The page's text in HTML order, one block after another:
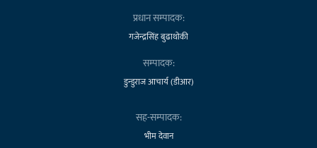
प्रधान सम्पादक:
गजेन्द्रसिंह बुढाथोकी
सम्पादक:
डुन्डुराज आचार्य (डीआर)
सह-सम्पादक:
भीम देवान